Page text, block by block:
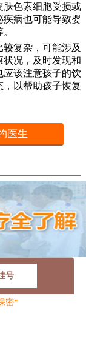
肤色素细胞受损或
疾病也可能导致婴
复杂，可能涉及
状况，及时发现和
应该注意孩子的饮
以帮助孩子恢复
医生
号
密*